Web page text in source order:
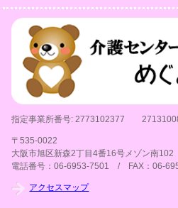
指定事業所番号: 2773102377
〒535-0022
大阪市旭区新森2丁目4番16号メゾン南102
電話番号：06-6953-7501 / FAX：06-
アクセスマップ